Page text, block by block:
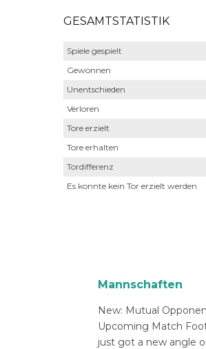
GESAMTSTATISTIK
Spiele gespielt
Gewonnen
Unentschieden
Verloren
Tore erzielt
Tore erhalten
Tordifferenz
Es konnte kein Tor erzielt werden
Mannschaften
New: Mutual
Upcoming Match
just got a new angle